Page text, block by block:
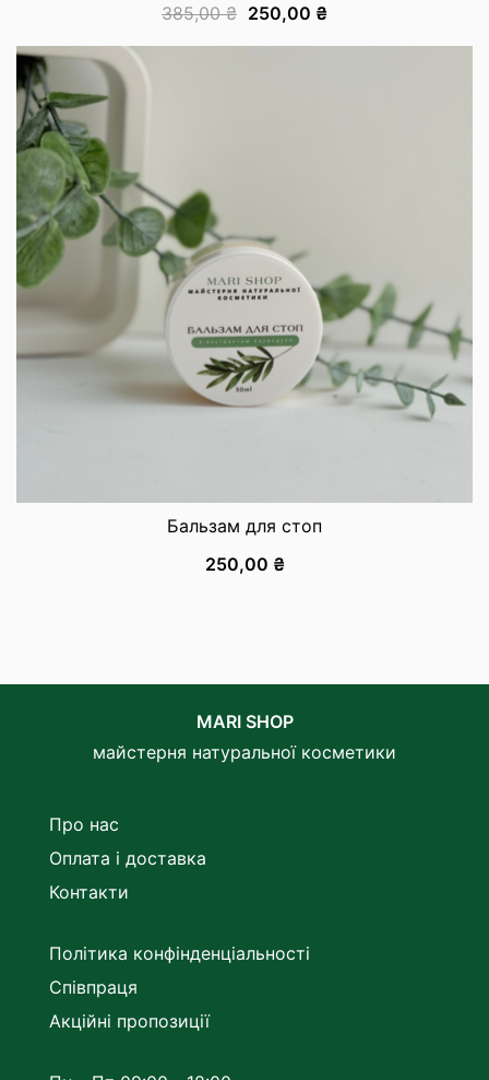
385,00₴ 250,00 ₴
Бальзам для стоп
250,00 ₴
MARI SHOP
майстерня натуральної косметики
Про нас
Оплата і доставка
Контакти
Політика конфінденціальності
Співпраця
Акційні пропозиції